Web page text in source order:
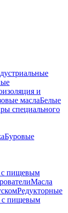
и
маслаБелые
специального
Буровые
с пищевым
Масла
Редукторные
с пищевым